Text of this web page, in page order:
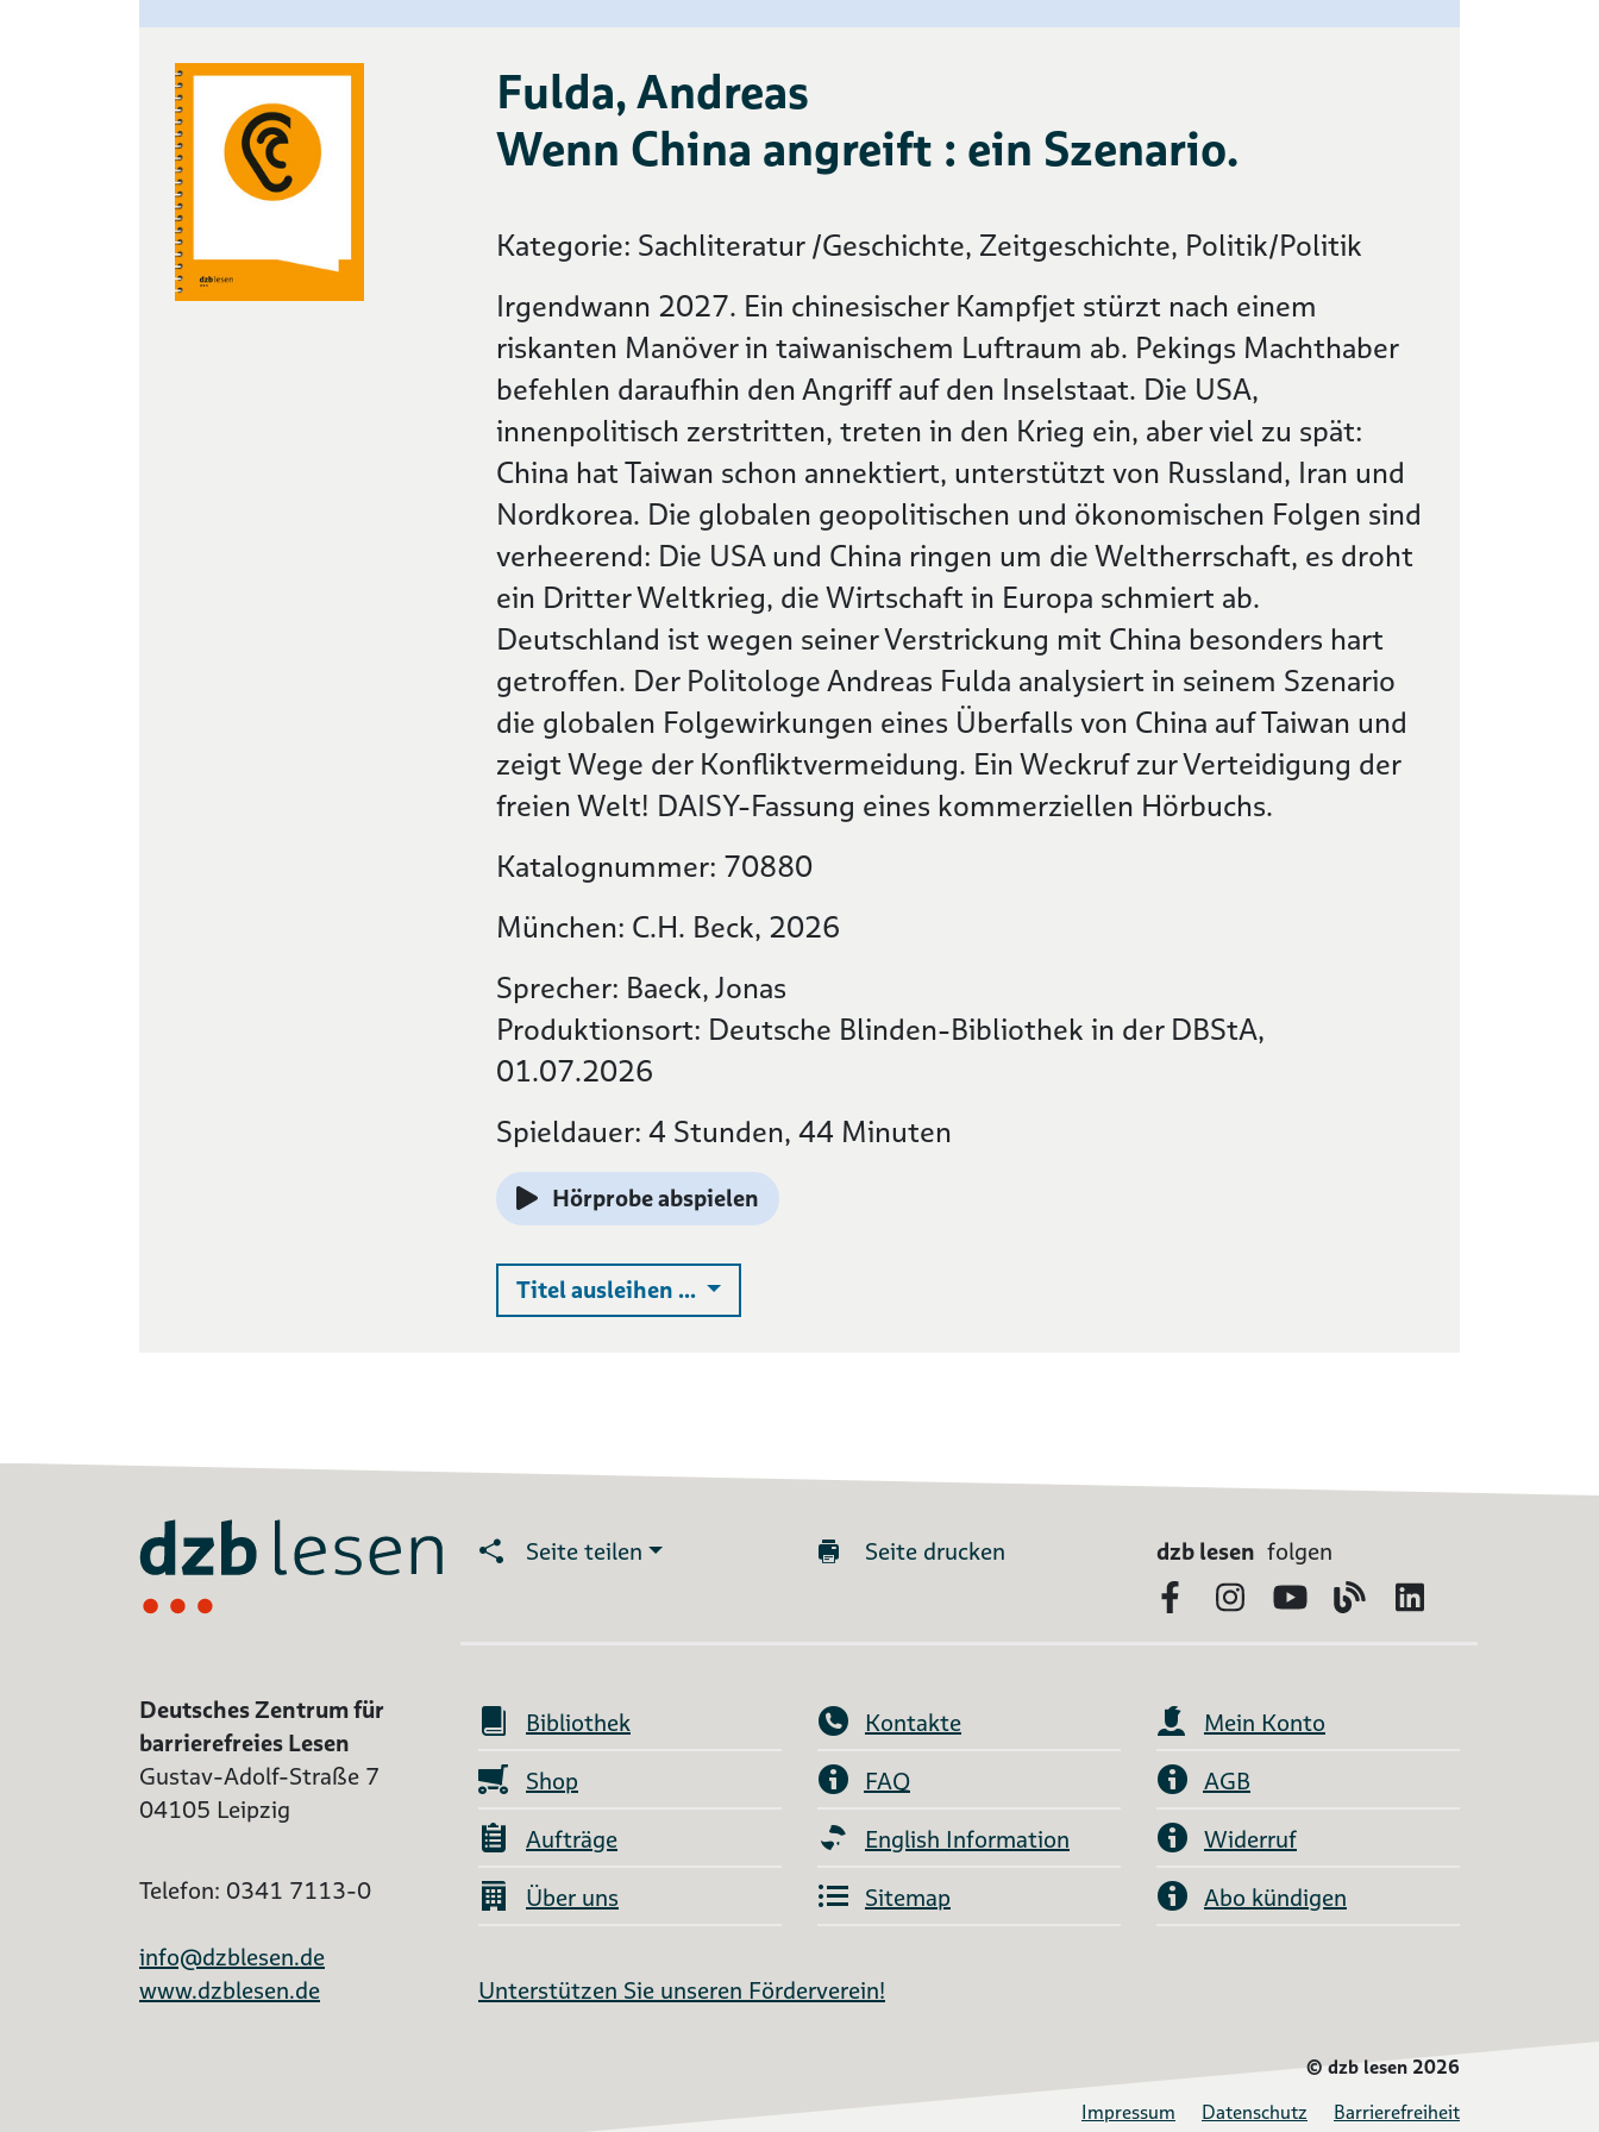
Fulda, Andreas
Wenn China angreift : ein Szenario.
Kategorie: Sachliteratur /Geschichte, Zeitgeschichte, Politik/Politik
Irgendwann 2027. Ein chinesischer Kampfjet stürzt nach einem
riskanten Manöver in taiwanischem Luftraum ab. Pekings Machthaber
befehlen daraufhin den Angriff auf den Inselstaat. Die USA,
innenpolitisch zerstritten, treten in den Krieg ein, aber viel zu spät:
China hat Taiwan schon annektiert, unterstützt von Russland, Iran und
Nordkorea. Die globalen geopolitischen und ökonomischen Folgen sind
verheerend: Die USA und China ringen um die Weltherrschaft, es droht
ein Dritter Weltkrieg, die Wirtschaft in Europa schmiert ab.
Deutschland ist wegen seiner Verstrickung mit China besonders hart
getroffen. Der Politologe Andreas Fulda analysiert in seinem Szenario
die globalen Folgewirkungen eines Überfalls von China auf Taiwan und
zeigt Wege der Konfliktvermeidung. Ein Weckruf zur Verteidigung der
freien Welt! DAISY-Fassung eines kommerziellen Hörbuchs.
Katalognummer: 70880
München: C.H. Beck, 2026
Sprecher: Baeck, Jonas
Produktionsort: Deutsche Blinden-Bibliothek in der DBStA,
01.07.2026
Spieldauer: 4 Stunden, 44 Minuten
Hörprobe abspielen
Titel ausleihen ... Auswahlliste ausklappen
Seite teilen Seite drucken dzb lesen folgen
FacebookInstagram
YouTubeBlog
Deutsches Zentrum für
barrierefreies Lesen
Gustav-Adolf-Straße 7
04105 Leipzig
Telefon: 0341 7113-0
info@dzblesen.de
www.dzblesen.de
Bibliothek Kontakte
Mein Konto
Shop
FAQ
AGB
Aufträge
English Information
Widerruf
Über uns
Sitemap Abo kündigen
Unterstützen Sie unseren Förderverein!
©dzb lesen 2026
Impressum
Datenschutz Barrierefreiheit